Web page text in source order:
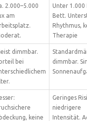
2.000–5.000
am
Unter 1.000
Bett.
Rhythmus,
Therapie
dimmbar.
bei
dimmbar.
keine
Geringes
niedrigere
Intensität.